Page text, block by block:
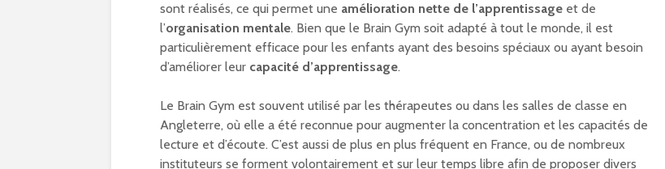
sont réalisés, ce qui permet une amélioration nette de l’apprentissage et de
l’organisation mentale. Bien que le Brain Gym soit adapté à tout le monde, il est
particulièrement efficace pour les enfants ayant des besoins spéciaux ou ayant besoin
d’améliorer leur capacité d’apprentissage.
Le Brain Gym est souvent utilisé par les thérapeutes ou dans les salles de classe en
Angleterre, où elle a été reconnue pour augmenter la concentration et les capacités de
lecture et d’écoute. C’est aussi de plus en plus fréquent en France, ou de nombreux
instituteurs se forment volontairement et sur leur temps libre afin de proposer divers